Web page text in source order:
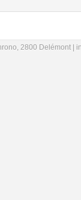
2800 Delémont |